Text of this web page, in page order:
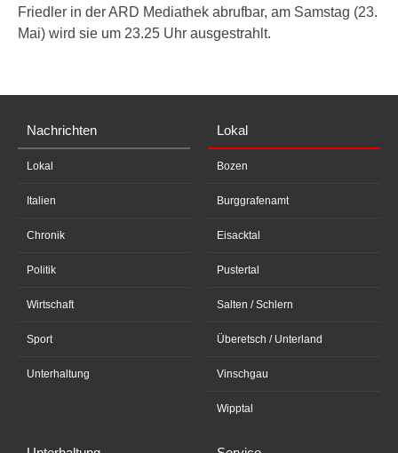
Friedler in der ARD Mediathek abrufbar, am Samstag (23.
Mai) wird sie um 23.25 Uhr ausgestrahlt.
Nachrichten
Lokal
Italien
Chronik
Politik
Wirtschaft
Sport
Unterhaltung
Lokal
Bozen
Burggrafenamt
Eisacktal
Pustertal
Salten / Schlern
Überetsch / Unterland
Vinschgau
Wipptal